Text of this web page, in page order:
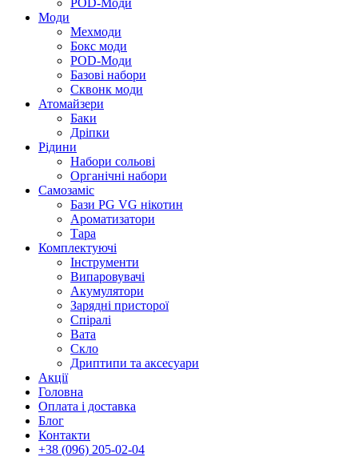
POD-Моди
Моди
Мехмоди
Бокс моди
POD-Моди
Базові набори
Сквонк моди
Атомайзери
Баки
Дріпки
Рідини
Набори сольові
Органічні набори
Самозаміс
Бази PG VG нікотин
Ароматизатори
Тара
Комплектуючі
Інструменти
Випаровувачі
Акумулятори
Зарядні присторої
Спіралі
Вата
Скло
Дриптипи та аксесуари
Акції
Головна
Оплата і доставка
Блог
Контакти
+38 (096) 205-02-04